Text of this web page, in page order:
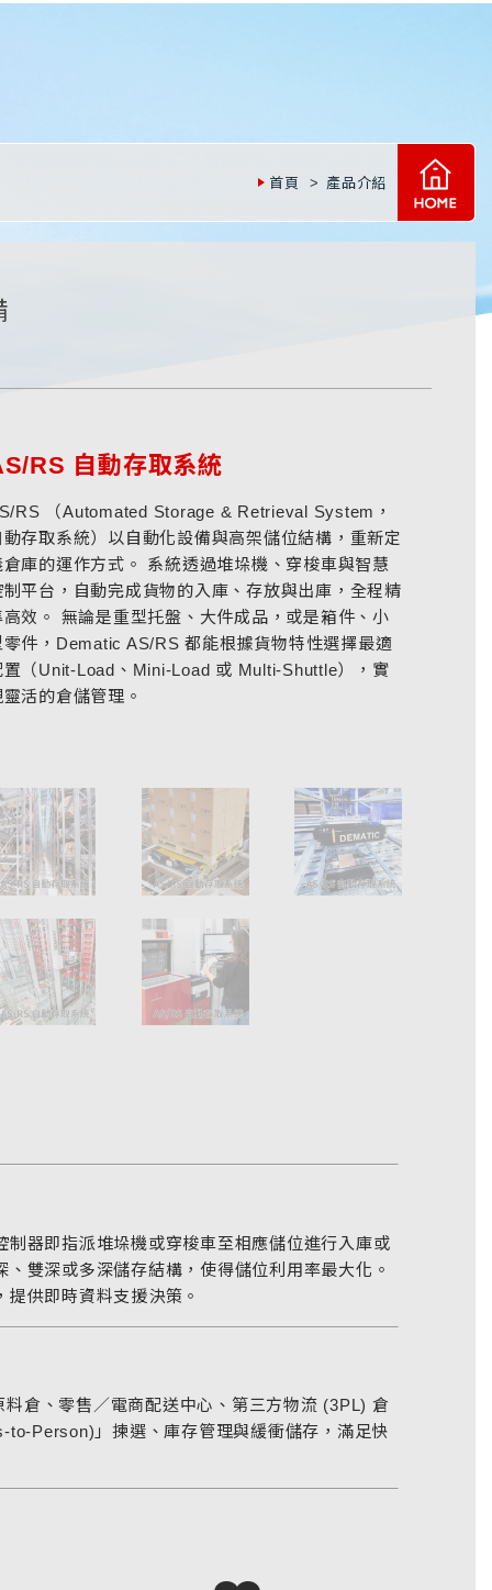
首頁 產品介紹
RS 自動存取系統
RS （Automated Storage & Retrieval System，
動存取系統）以自動化設備與高架儲位結構，重新定
倉庫的運作方式。 系統透過堆垛機、穿梭車與智慧
制平台，自動完成貨物的入庫、存放與出庫，全程精
高效。 無論是重型托盤、大件成品，或是箱件、小
零件，Dematic AS/RS 都能根據貨物特性選擇最適
置（Unit-Load、Mini-Load 或 Multi-Shuttle），實
靈活的倉儲管理。
器即指派堆垛機或穿梭車至相應儲位進行入庫或
雙深或多深儲存結構，使得儲位利用率最大化。
供即時資料支援決策。
倉、零售／電商配送中心、第三方物流 (3PL) 倉
Person)」揀選、庫存管理與緩衝儲存，滿足快